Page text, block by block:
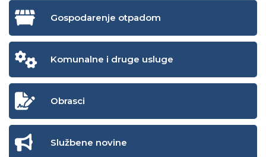
Gospodarenje otpadom
Komunalne i druge usluge
Obrasci
Službene novine